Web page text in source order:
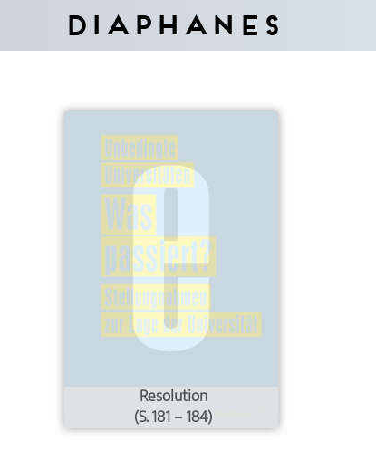
Diaphanes
Resolution
(S. 181 – 184)